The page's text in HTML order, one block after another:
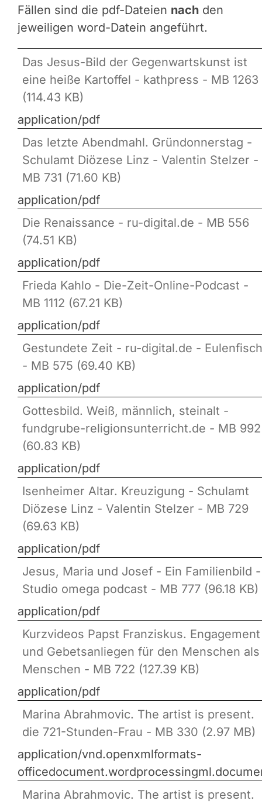
Fällen sind die pdf-Dateien nach den
jeweiligen word-Datein angeführt.
Das Jesus-Bild der Gegenwartskunst ist
eine heiße Kartoffel - kathpress - MB 1263
(114.43 KB)
application/pdf
Das letzte Abendmahl. Gründonnerstag -
Schulamt Diözese Linz - Valentin Stelzer -
MB 731 (71.60 KB)
application/pdf
Die Renaissance - ru-digital.de - MB 556
(74.51 KB)
application/pdf
Frieda Kahlo - Die-Zeit-Online-Podcast -
MB 1112 (67.21 KB)
application/pdf
Gestundete Zeit - ru-digital.de - Eulenfisch
- MB 575 (69.40 KB)
application/pdf
Gottesbild. Weiß, männlich, steinalt -
fundgrube-religionsunterricht.de - MB 992
(60.83 KB)
application/pdf
Isenheimer Altar. Kreuzigung - Schulamt
Diözese Linz - Valentin Stelzer - MB 729
(69.63 KB)
application/pdf
Jesus, Maria und Josef - Ein Familienbild -
Studio omega podcast - MB 777 (96.18 KB)
application/pdf
Kurzvideos Papst Franziskus. Engagement
und Gebetsanliegen für den Menschen als
Menschen - MB 722 (127.39 KB)
application/pdf
Marina Abrahmovic. The artist is present.
die 721-Stunden-Frau - MB 330 (2.97 MB)
application/vnd.openxmlformats-
Marina Abrahmovic. The artist is present.